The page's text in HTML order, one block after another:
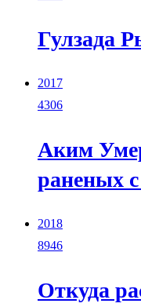
Гулзада
2017
4306
Аким
раненых
2018
8946
Откуда